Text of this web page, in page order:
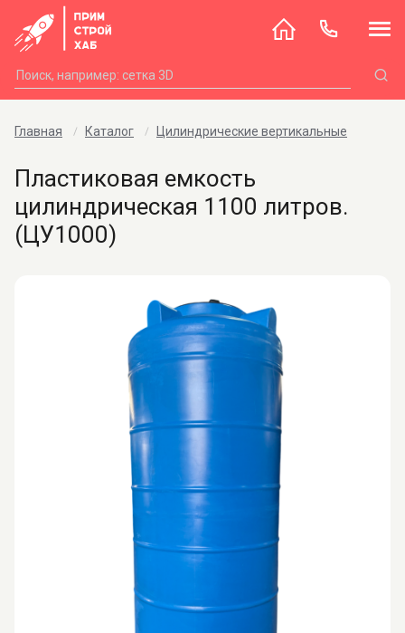
Главная Каталог Цилиндрические вертикальные
Пластиковая емкость
цилиндрическая 1100 литров.
(ЦУ1000)